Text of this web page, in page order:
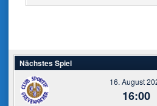
Nächstes Spiel
16. August
16:00